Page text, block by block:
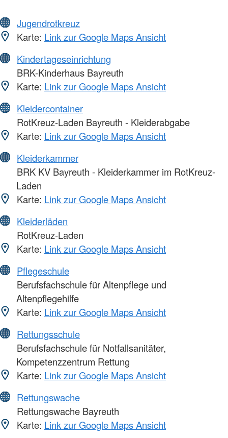
Jugendrotkreuz
Karte: Link zur Google Maps Ansicht
Kindertageseinrichtung
BRK-Kinderhaus Bayreuth
Karte: Link zur Google Maps Ansicht
Kleidercontainer
RotKreuz-Laden Bayreuth - Kleiderabgabe
Karte: Link zur Google Maps Ansicht
Kleiderkammer
BRK KV Bayreuth - Kleiderkammer im RotKreuz-
Laden
Karte: Link zur Google Maps Ansicht
Kleiderläden
RotKreuz-Laden
Karte: Link zur Google Maps Ansicht
Pflegeschule
Berufsfachschule für Altenpflege und
Altenpflegehilfe
Karte: Link zur Google Maps Ansicht
Rettungsschule
Berufsfachschule für Notfallsanitäter,
Kompetenzzentrum Rettung
Karte: Link zur Google Maps Ansicht
Rettungswache
Rettungswache Bayreuth
Karte: Link zur Google Maps Ansicht